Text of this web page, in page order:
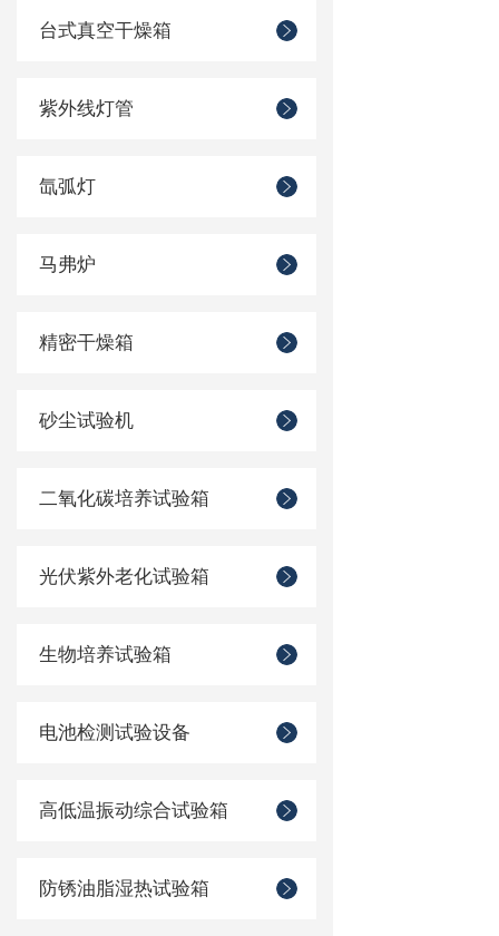
台式真空干燥箱
紫外线灯管
氙弧灯
马弗炉
精密干燥箱
砂尘试验机
二氧化碳培养试验箱
光伏紫外老化试验箱
生物培养试验箱
电池检测试验设备
高低温振动综合试验箱
防锈油脂湿热试验箱